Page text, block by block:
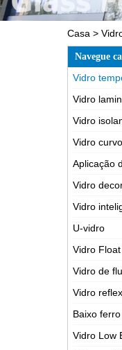
Casa >
Navegue
Vidro
Vidro
Vidro
Vidro curvo
Aplicação
Vidro
Vidro
U-vidro
Vidro
Vidro de
Vidro
Baixo
Vidro Low